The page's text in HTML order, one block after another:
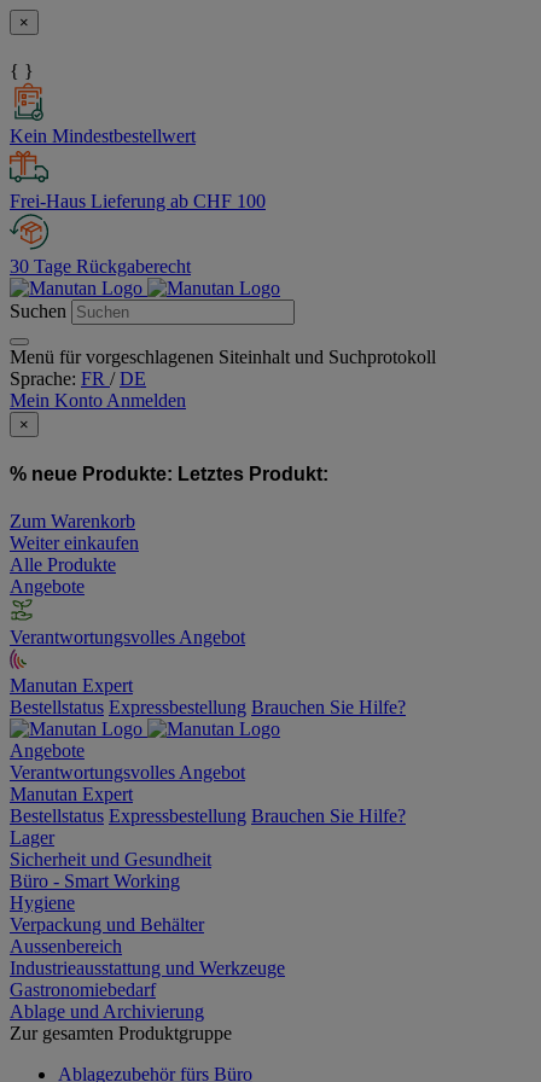
×
{ }
Kein Mindestbestellwert
Frei-Haus Lieferung ab CHF 100
30 Tage Rückgaberecht
Suchen
Menü für vorgeschlagenen Siteinhalt und Suchprotokoll
Sprache: FR /DE
Mein Konto Anmelden
×
% neue Produkte: Letztes Produkt:
Zum Warenkorb
Weiter einkaufen
Alle Produkte
Angebote
Verantwortungsvolles Angebot
Manutan Expert
Bestellstatus Expressbestellung Brauchen Sie Hilfe?
Angebote
Verantwortungsvolles Angebot
Manutan Expert
Bestellstatus Expressbestellung Brauchen Sie Hilfe?
Lager
Sicherheit und Gesundheit
Büro - Smart Working
Hygiene
Verpackung und Behälter
Aussenbereich
Industrieausstattung und Werkzeuge
Gastronomiebedarf
Ablage und Archivierung
Zur gesamten Produktgruppe
Ablagezubehör fürs Büro